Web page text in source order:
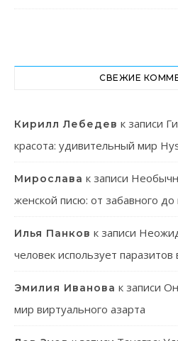
СВЕЖИЕ
Кирилл Лебедев к записи
красота: удивительный мир
Мирослава к записи
женской писю: от забавного до
Илья Панков к записи
человек использует паразитов
Эмилия Иванова к записи
мир виртуального азарта